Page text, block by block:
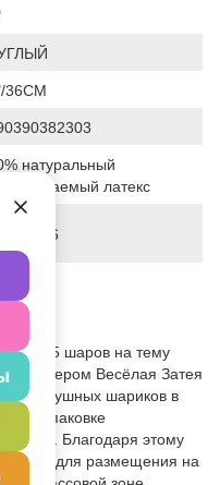
36СМ
натуральный
латекс
01-2026
5 шаров на тему
с хедером Весёлая Затея
воздушных шариков в
в упаковке
Благодаря этому
для размещения на